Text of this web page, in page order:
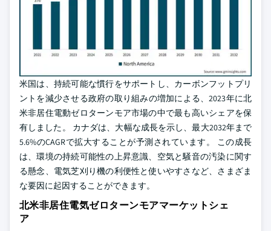
米国は、持続可能な慣行をサポートし、カーボンフットプリ
ントを減少させる政府の取り組みの増加による、2023年に北
米非居住電動ゼロターンモア市場の中で最も高いシェアを保
有しました。 カナダは、大幅な成長を示し、最大2032年まで
5.6%のCAGRで拡大することが予測されています。 この成長
は、環境の持続可能性の上昇意識、空気と騒音の汚染に関す
る懸念、電気芝刈り機の利便性と使いやすさなど、さまざま
な要因に起因することができます。
北米非居住電気ゼロターンモアマーケットシェ
ア